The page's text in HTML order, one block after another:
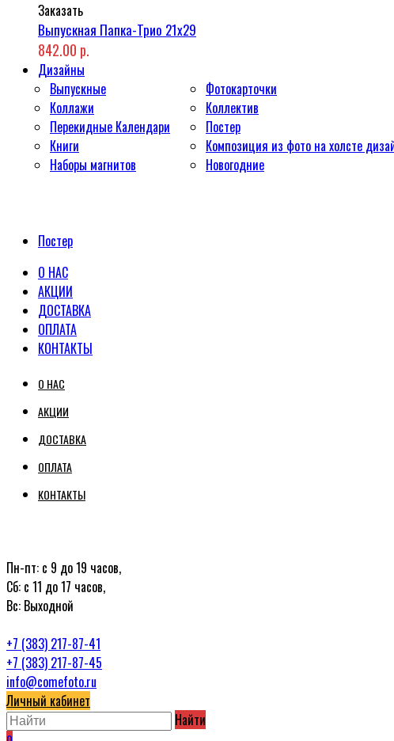
Заказать
Выпускная Папка-Трио 21x29
842.00 р.
Дизайны
Выпускные
Коллажи
Перекидные Календари
Книги
Наборы магнитов
Фотокарточки
Коллектив
Постер
Композиция из фото на холсте
Новогодние
Постер
О НАС
АКЦИИ
ДОСТАВКА
ОПЛАТА
КОНТАКТЫ
О НАС
АКЦИИ
ДОСТАВКА
ОПЛАТА
КОНТАКТЫ
Пн-пт: с 9 до 19 часов,
Сб: с 11 до 17 часов,
Вс: Выходной
+7 (383) 217-87-41
+7 (383) 217-87-45
info@comefoto.ru
Личный кабинет
Найти